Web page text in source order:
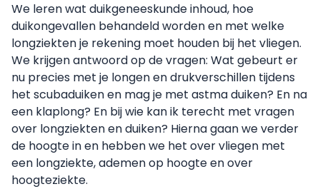
We leren wat duikgeneeskunde inhoud, hoe
duikongevallen behandeld worden en met welke
longziekten je rekening moet houden bij het vliegen.
We krijgen antwoord op de vragen: Wat gebeurt er
nu precies met je longen en drukverschillen tijdens
het scubaduiken en mag je met astma duiken? En na
een klaplong? En bij wie kan ik terecht met vragen
over longziekten en duiken? Hierna gaan we verder
de hoogte in en hebben we het over vliegen met
een longziekte, ademen op hoogte en over
hoogteziekte.